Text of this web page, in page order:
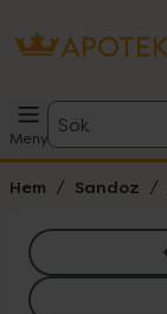
Meny
Sök
Hem Sandoz